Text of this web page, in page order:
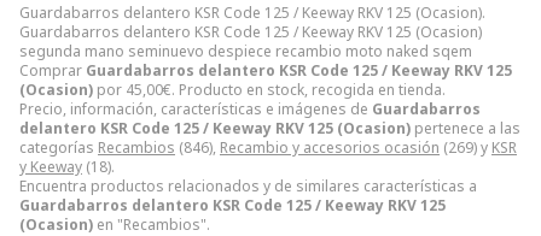
Guardabarros delantero KSR Code 125 / Keeway RKV 125 (Ocasion).
Guardabarros delantero KSR Code 125 / Keeway RKV 125 (Ocasion)
segunda mano seminuevo despiece recambio moto naked sqem
Comprar Guardabarros delantero KSR Code 125 / Keeway RKV 125
(Ocasion) por 45,00€. Producto en stock, recogida en tienda.
Precio, información, características e imágenes de Guardabarros
delantero KSR Code 125 / Keeway RKV 125 (Ocasion) pertenece a las
categorías Recambios (846), Recambio y accesorios ocasión (269) y KSR
y Keeway (18).
Encuentra productos relacionados y de similares características a
Guardabarros delantero KSR Code 125 / Keeway RKV 125
(Ocasion) en "Recambios".